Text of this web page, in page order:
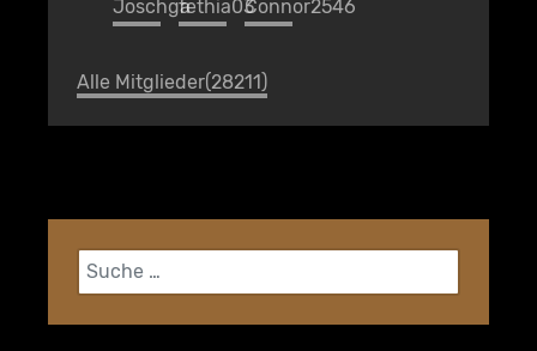
Alle Mitglieder(28211)
Suchen